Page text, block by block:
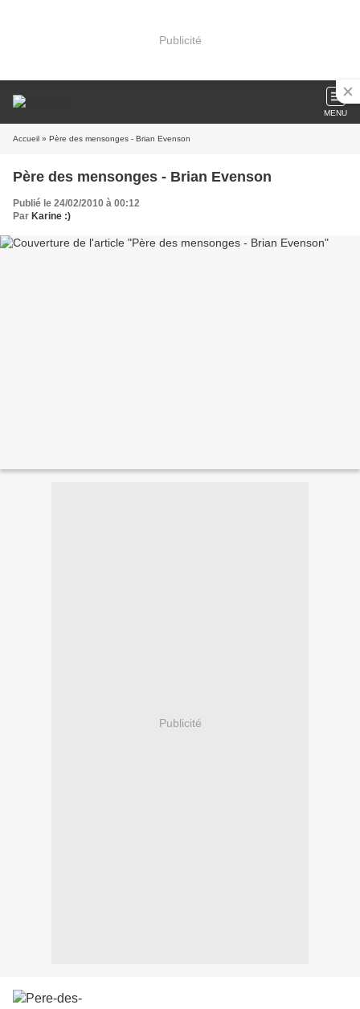
Publicité
MENU
Accueil » Père des mensonges - Brian Evenson
Père des mensonges - Brian Evenson
Publié le 24/02/2010 à 00:12
Par Karine :)
Publicité